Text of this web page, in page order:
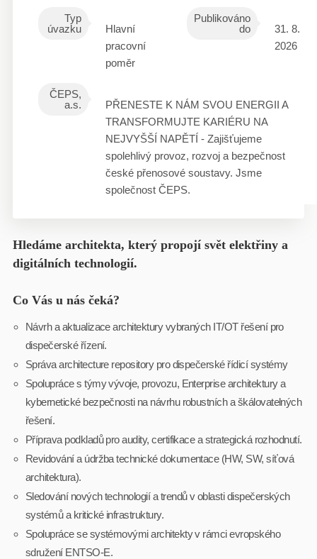
Typ
úvazku
Hlavní
pracovní
poměr
Publikováno
do
31. 8.
2026
ČEPS,
a.s.
PŘENESTE K NÁM SVOU ENERGII A
TRANSFORMUJTE KARIÉRU NA
NEJVYŠŠÍ NAPĚTÍ - Zajišťujeme
spolehlivý provoz, rozvoj a bezpečnost
české přenosové soustavy. Jsme
společnost ČEPS.
Hledáme architekta, který propojí svět elektřiny a
digitálních technologií.
Co Vás u nás čeká?
Návrh a aktualizace architektury vybraných IT/OT řešení pro
dispečerské řízení.
Správa architecture repository pro dispečerské řídicí systémy
Spolupráce s týmy vývoje, provozu, Enterprise architektury a
kybernetické bezpečnosti na návrhu robustních a škálovatelných
řešení.
Příprava podkladů pro audity, certifikace a strategická rozhodnutí.
Revidování a údržba technické dokumentace (HW, SW, síťová
architektura).
Sledování nových technologií a trendů v oblasti dispečerských
systémů a kritické infrastruktury.
Spolupráce se systémovými architekty v rámci evropského
sdružení ENTSO-E.